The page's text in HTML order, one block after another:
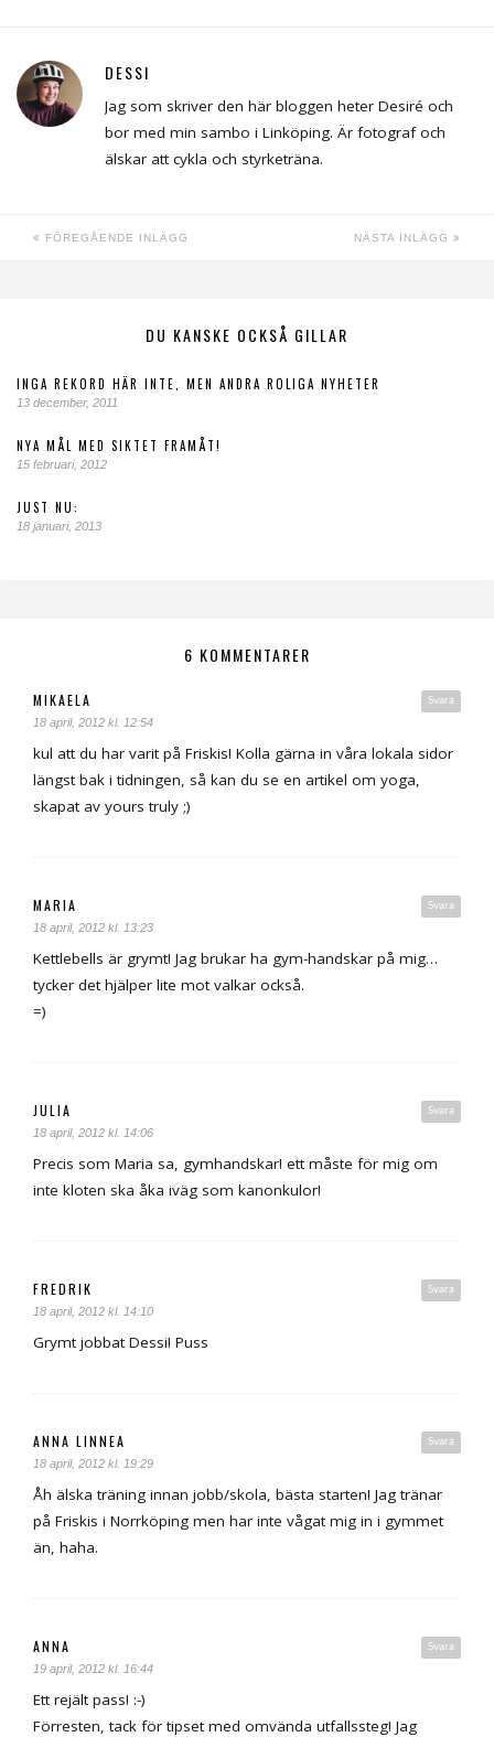
DESSI
Jag som skriver den här bloggen heter Desiré och
bor med min sambo i Linköping. Är fotograf och
älskar att cykla och styrketräna.
FÖREGÅENDE INLÄGG NÄSTA INLÄGG
DU KANSKE OCKSÅ GILLAR
INGA REKORD HÄR INTE, MEN ANDRA ROLIGA NYHETER
13 december, 2011
NYA MÅL MED SIKTET FRAMÅT!
15 februari, 2012
JUST NU:
18 januari, 2013
6 KOMMENTARER
Svara
MIKAELA
18 april, 2012 kl. 12:54
kul att du har varit på Friskis! Kolla gärna in våra lokala sidor
längst bak i tidningen, så kan du se en artikel om yoga,
skapat av yours truly ;)
Svara
MARIA
18 april, 2012 kl. 13:23
Kettlebells är grymt! Jag brukar ha gym-handskar på mig…
tycker det hjälper lite mot valkar också.
=)
Svara
JULIA
18 april, 2012 kl. 14:06
Precis som Maria sa, gymhandskar! ett måste för mig om
inte kloten ska åka iväg som kanonkulor!
Svara
FREDRIK
18 april, 2012 kl. 14:10
Grymt jobbat Dessi! Puss
Svara
ANNA LINNEA
18 april, 2012 kl. 19:29
Åh älska träning innan jobb/skola, bästa starten! Jag tränar
på Friskis i Norrköping men har inte vågat mig in i gymmet
än, haha.
Svara
ANNA
19 april, 2012 kl. 16:44
Ett rejält pass! :-)
Förresten, tack för tipset med omvända utfallssteg! Jag